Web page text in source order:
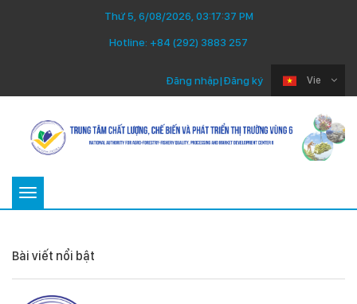
Thứ 5, 6/08/2026, 03:17:38 PM
Hotline: +84 (292) 3883 257
Vie
Đăng nhập|Đăng ký
Toggle
Bài viết nổi bật